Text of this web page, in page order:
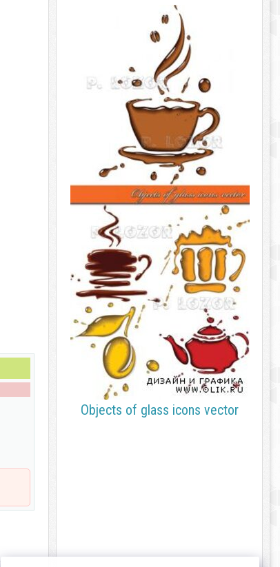
Objects of glass icons vector